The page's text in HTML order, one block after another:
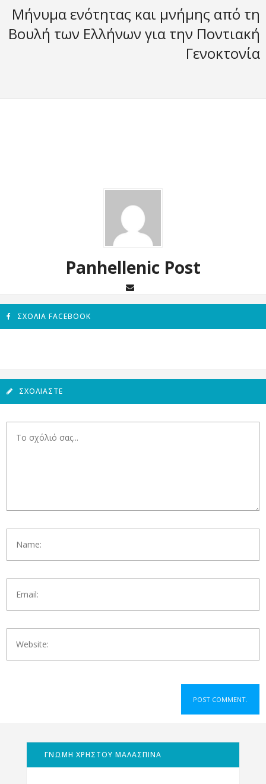
Μήνυμα ενότητας και μνήμης από τη
Βουλή των Ελλήνων για την Ποντιακή
Γενοκτονία
Panhellenic Post
ΣΧΌΛΙΑ FACEBOOK
ΣΧΟΛΙΆΣΤΕ
ΓΝΩΜΗ ΧΡΗΣΤΟΥ ΜΑΛΑΣΠΙΝΑ